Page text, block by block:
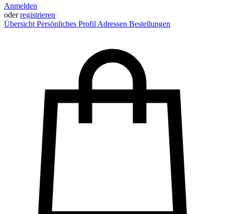
Anmelden
oderregistrieren
Übersicht Persönliches Profil Adressen Bestellungen